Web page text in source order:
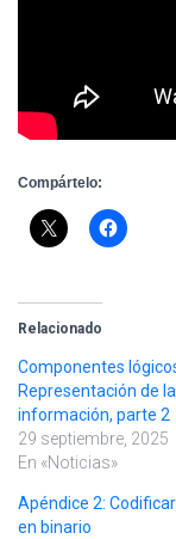
Compártelo:
Relacionado
Componentes
Representación de la
información, parte 2
29 septiembre, 2025
En «Noticias»
Apéndice 2:
en binario